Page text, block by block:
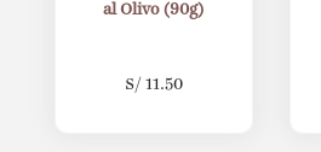
al Olivo (90g)
S/ 11.50